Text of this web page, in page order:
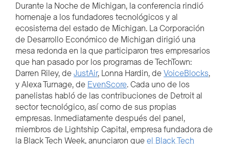
Durante la Noche de Michigan, la conferencia rindió
homenaje a los fundadores tecnológicos y al
ecosistema del estado de Michigan. La Corporación
de Desarrollo Económico de Michigan dirigió una
mesa redonda en la que participaron tres empresarios
que han pasado por los programas de TechTown:
Darren Riley, deJustAir, Lonna Hardin, deVoiceBlocks,
y Alexa Turnage, de EvenScore. Cada uno de los
panelistas habló de las contribuciones de Detroit al
sector tecnológico, así como de sus propias
empresas. Inmediatamente después del panel,
miembros de Lightship Capital, empresa fundadora de
la Black Tech Week, anunciaron queel Black Tech